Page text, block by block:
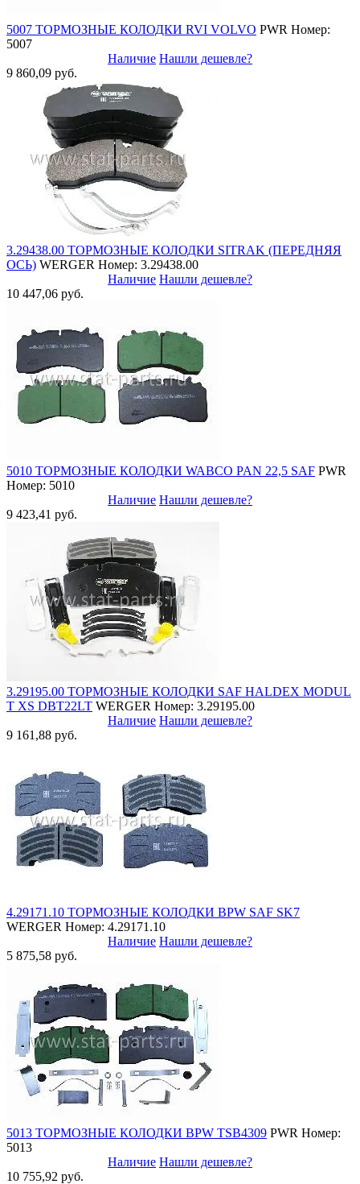
5007 ТОРМОЗНЫЕ КОЛОДКИ RVI VOLVO PWR Номер:
5007
Наличие Нашли дешевле?
9 860,09 руб.
3.29438.00 ТОРМОЗНЫЕ КОЛОДКИ SITRAK (ПЕРЕДНЯЯ
ОСЬ) WERGER Номер: 3.29438.00
Наличие Нашли дешевле?
10 447,06 руб.
5010 ТОРМОЗНЫЕ КОЛОДКИ WABCO PAN 22,5 SAF PWR
Номер: 5010
Наличие Нашли дешевле?
9 423,41 руб.
3.29195.00 ТОРМОЗНЫЕ КОЛОДКИ SAF HALDEX MODUL
T XS DBT22LT WERGER Номер: 3.29195.00
Наличие Нашли дешевле?
9 161,88 руб.
4.29171.10 ТОРМОЗНЫЕ КОЛОДКИ BPW SAF SK7
WERGER Номер: 4.29171.10
Наличие Нашли дешевле?
5 875,58 руб.
5013 ТОРМОЗНЫЕ КОЛОДКИ BPW TSB4309 PWR Номер:
5013
Наличие Нашли дешевле?
10 755,92 руб.